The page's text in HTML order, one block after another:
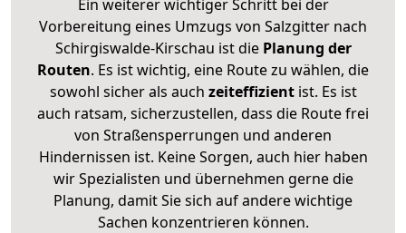
Ein weiterer wichtiger Schritt bei der
Vorbereitung eines Umzugs von Salzgitter nach
Schirgiswalde-Kirschau ist diePlanung der
Routen. Es ist wichtig, eine Route zu wählen, die
sowohl sicher als auch zeiteffizientist. Es ist
auch ratsam, sicherzustellen, dass die Route frei
von Straßensperrungen und anderen
Hindernissen ist. Keine Sorgen, auch hier haben
wir Spezialisten und übernehmen gerne die
Planung, damit Sie sich auf andere wichtige
Sachen konzentrieren können.